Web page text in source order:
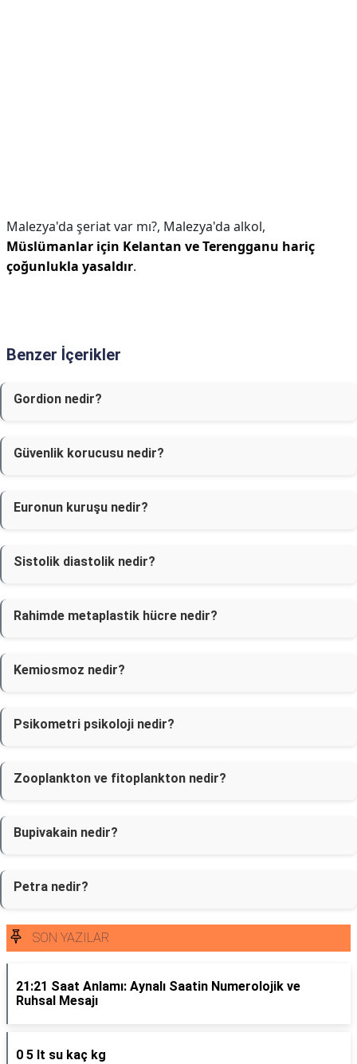
Malezya'da şeriat var mı?, Malezya'da alkol,
Müslümanlar için Kelantan ve Terengganu hariç
çoğunlukla yasaldır.
Benzer İçerikler
Gordion nedir?
Güvenlik korucusu nedir?
Euronun kuruşu nedir?
Sistolik diastolik nedir?
Rahimde metaplastik hücre nedir?
Kemiosmoz nedir?
Psikometri psikoloji nedir?
Zooplankton ve fitoplankton nedir?
Bupivakain nedir?
Petra nedir?
SON YAZILAR
21:21 Saat Anlamı: Aynalı Saatin Numerolojik ve
Ruhsal Mesajı
0 5 lt su kaç kg